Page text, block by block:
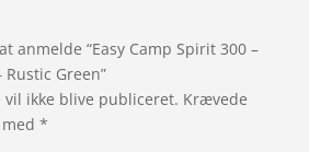
anmelde “Easy Camp Spirit 300 –
Green”
vil ikke blive publiceret. Krævede
*